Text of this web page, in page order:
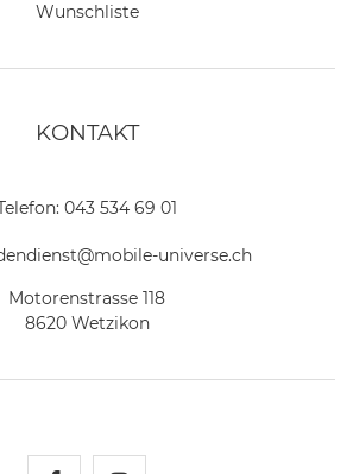
Wunschliste
KONTAKT
043 534 69 01
universe.ch
Motorenstrasse 118
8620 Wetzikon